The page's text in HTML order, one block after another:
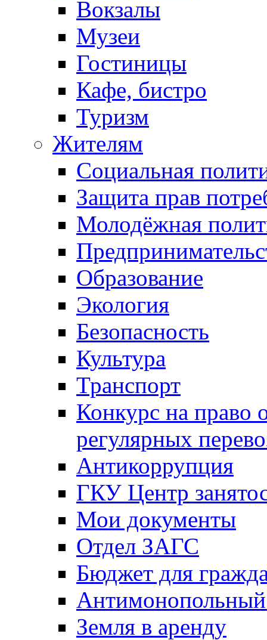
Вокзалы
Музеи
Гостиницы
Кафе, бистро
Туризм
Жителям
Социальная
Защита прав
Молодёжная
Образование
Экология
Безопасность
Культура
Транспорт
Конкурс на право
регулярных
Антикоррупция
ГКУ Центр
Мои документы
Отдел ЗАГС
Бюджет для
Антимонопольный
Земля в аренду